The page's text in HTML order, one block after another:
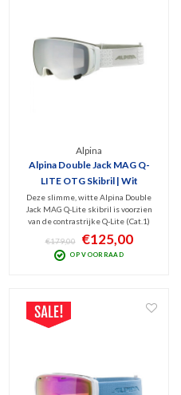
Alpina
Alpina Double Jack MAG Q-
LITE OTG Skibril | Wit
Deze slimme, witte Alpina Double
Jack MAG Q-Lite skibril is voorzien
van de contrastrijke Q-Lite (Cat.1)
lens en een magnetische én
hoogwaardige zwarte Singelflex
spiegellens (Cat.3), die er overheen
€179,00 €125,00
OP VOORRAAD